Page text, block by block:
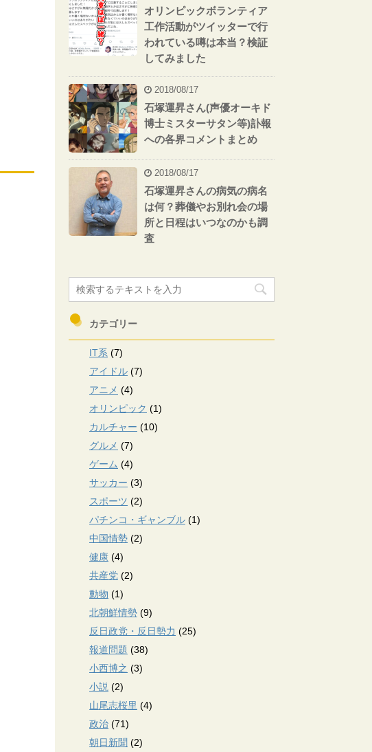
オリンピックボランティア
工作活動がツイッターで行
われている噂は本当？検証
してみました
2018/08/17
石塚運昇さん(声優オーキド
博士ミスターサタン等)訃報
への各界コメントまとめ
2018/08/17
石塚運昇さんの病気の病名
は何？葬儀やお別れ会の場
所と日程はいつなのかも調
査
カテゴリー
IT系 (7)
アイドル (7)
アニメ (4)
オリンピック (1)
カルチャー (10)
グルメ (7)
ゲーム (4)
サッカー (3)
スポーツ (2)
パチンコ・ギャンブル (1)
中国情勢 (2)
健康 (4)
共産党 (2)
動物 (1)
北朝鮮情勢 (9)
反日政党・反日勢力 (25)
報道問題 (38)
小西博之 (3)
小説 (2)
山尾志桜里 (4)
政治 (71)
朝日新聞 (2)